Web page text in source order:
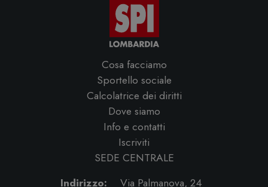
Cosa facciamo
Sportello sociale
Calcolatrice dei diritti
Dove siamo
Info e contatti
Iscriviti
SEDE CENTRALE
Indirizzo:
Via Palmanova, 24